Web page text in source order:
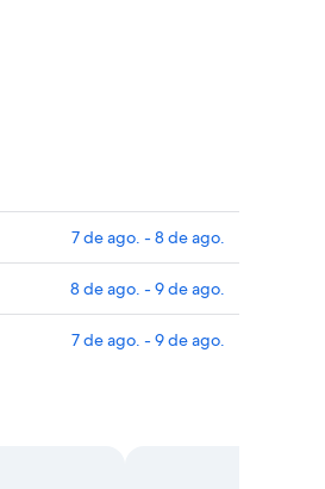
7 de ago. - 8 de ago.
8 de ago. - 9 de ago.
7 de ago. - 9 de ago.